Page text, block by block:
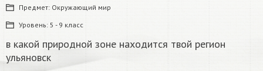
Предмет: Окружающий мир
Уровень: 5 - 9 класс
в какой природной зоне находится твой регион
ульяновск